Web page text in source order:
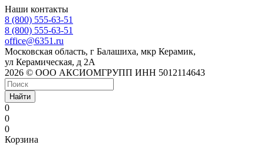
Наши контакты
8 (800) 555-63-51
8 (800) 555-63-51
office@6351.ru
Московская область, г Балашиха, мкр Керамик,
ул Керамическая, д 2А
2026 © ООО АКСИОМГРУПП ИНН 5012114643
Найти
0
0
0
Корзина